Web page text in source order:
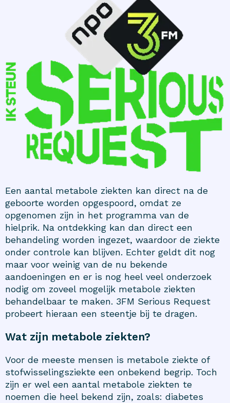
Een aantal metabole ziekten kan direct na de
geboorte worden opgespoord, omdat ze
opgenomen zijn in het programma van de
hielprik. Na ontdekking kan dan direct een
behandeling worden ingezet, waardoor de ziekte
onder controle kan blijven. Echter geldt dit nog
maar voor weinig van de nu bekende
aandoeningen en er is nog heel veel onderzoek
nodig om zoveel mogelijk metabole ziekten
behandelbaar te maken. 3FM Serious Request
probeert hieraan een steentje bij te dragen.
Wat zijn metabole ziekten?
Voor de meeste mensen is metabole ziekte of
stofwisselingsziekte een onbekend begrip. Toch
zijn er wel een aantal metabole ziekten te
noemen die heel bekend zijn, zoals: diabetes